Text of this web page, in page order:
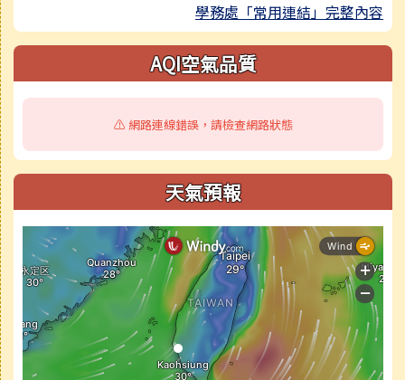
學務處「常用連結」完整內容
AQI空氣品質
⚠️ 網路連線錯誤，請檢查網路狀態
天氣預報